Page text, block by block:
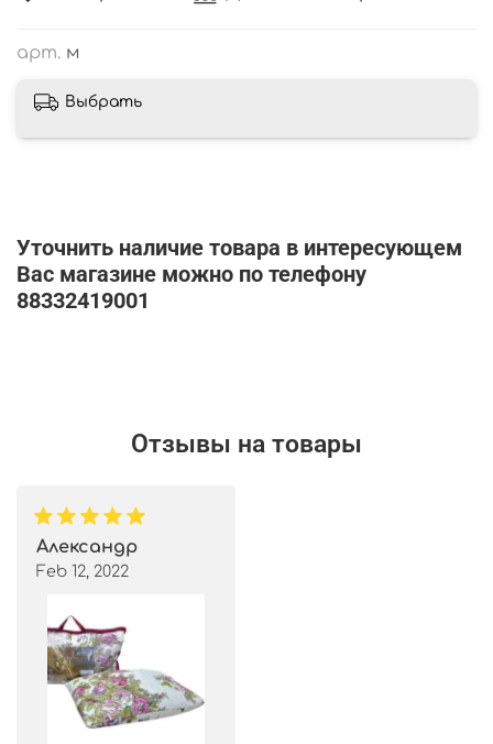
арт. м
Выбрать
Уточнить наличие товара в интересующем
Вас магазине можно по телефону
88332419001
Отзывы на товары
Александр
Feb 12, 2022